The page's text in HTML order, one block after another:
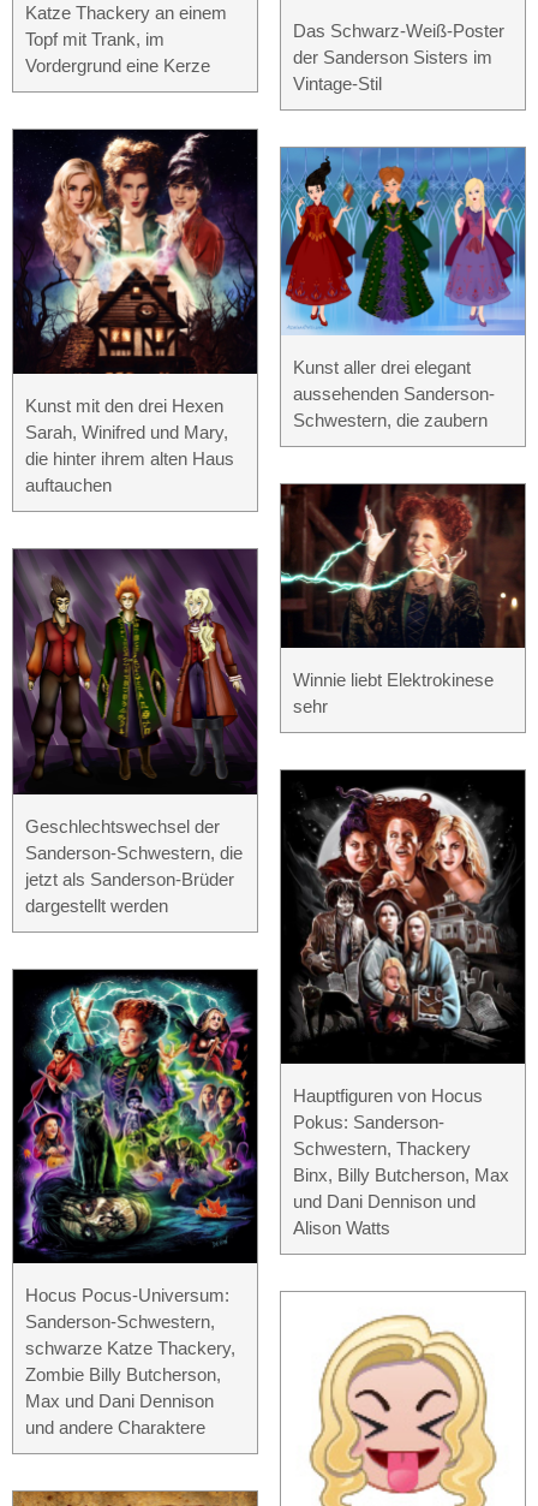
Katze Thackery an einem
Topf mit Trank, im
Vordergrund eine Kerze
Kunst mit den drei Hexen
Sarah, Winifred und Mary,
die hinter ihrem alten Haus
auftauchen
Geschlechtswechsel der
Sanderson-Schwestern, die
jetzt als Sanderson-Brüder
dargestellt werden
Hocus Pocus-Universum:
Sanderson-Schwestern,
schwarze Katze Thackery,
Zombie Billy Butcherson,
Max und Dani Dennison
und andere Charaktere
Das Schwarz-Weiß-Poster
der Sanderson Sisters im
Vintage-Stil
Kunst aller drei elegant
aussehenden Sanderson-
Schwestern, die zaubern
Winnie liebt Elektrokinese
sehr
Hauptfiguren von Hocus
Pokus: Sanderson-
Schwestern, Thackery
Binx, Billy Butcherson, Max
und Dani Dennison und
Alison Watts